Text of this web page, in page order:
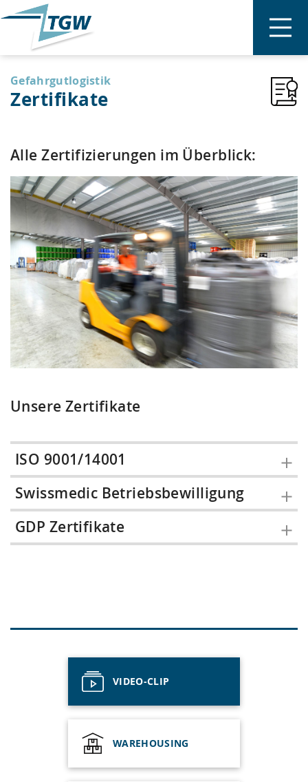
Gefahrgutklassen
Kontakt
Unternehmen
Zertifikate
Gefahrgutlogistik
Alle Zertifizierungen im Überblick:
Unsere Zertifikate
ISO 9001/14001
ISO 9001/14001
Swissmedic Betriebsbewilligung
Swissmedic Betriebsbewilligung
GDP Zertifikate
VIDEO-CLIP
WAREHOUSING